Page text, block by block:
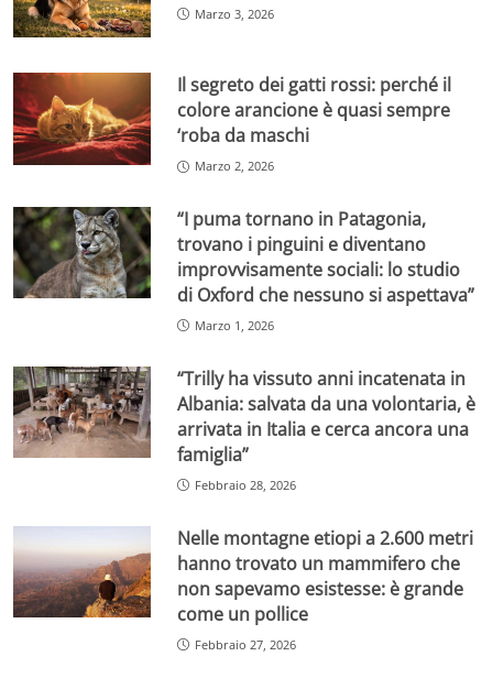
Marzo 3, 2026
Il segreto dei gatti rossi: perché il
colore arancione è quasi sempre
‘roba da maschi
Marzo 2, 2026
“I puma tornano in Patagonia,
trovano i pinguini e diventano
improvvisamente sociali: lo studio
di Oxford che nessuno si aspettava”
Marzo 1, 2026
“Trilly ha vissuto anni incatenata in
Albania: salvata da una volontaria, è
arrivata in Italia e cerca ancora una
famiglia”
Febbraio 28, 2026
Nelle montagne etiopi a 2.600 metri
hanno trovato un mammifero che
non sapevamo esistesse: è grande
come un pollice
Febbraio 27, 2026